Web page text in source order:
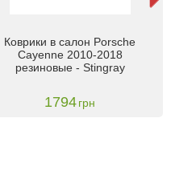
Коврики в салон Porsche
Cayenne 2010-2018
резиновые - Stingray
1794грн